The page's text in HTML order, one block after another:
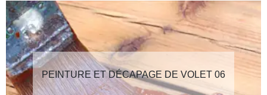
PEINTURE ET DÉCAPAGE DE VOLET 06